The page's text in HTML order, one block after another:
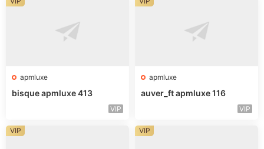
apmluxe
bisque apmluxe 413
VIP
apmluxe
auver_ft apmluxe 116
VIP
VIP VIP